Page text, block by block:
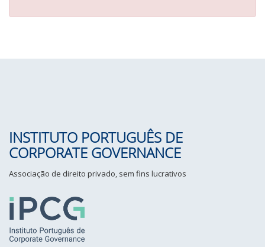
INSTITUTO PORTUGUÊS DE
CORPORATE GOVERNANCE
Associação de direito privado, sem fins lucrativos